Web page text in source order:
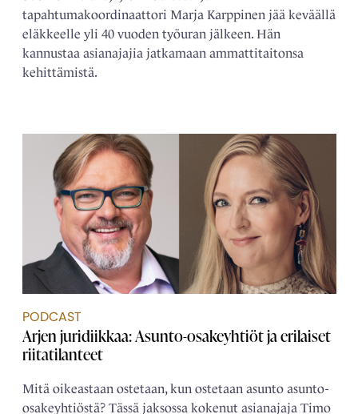
tapahtumakoordinaattori Marja Karppinen jää keväällä
eläkkeelle yli 40 vuoden työuran jälkeen. Hän
kannustaa asianajajia jatkamaan ammattitaitonsa
kehittämistä.
PODCAST
Arjen juridiikkaa: Asunto-osakeyhtiöt ja erilaiset
riitatilanteet
Mitä oikeastaan ostetaan, kun ostetaan asunto asunto-
osakeyhtiöstä? Tässä jaksossa kokenut asianajaja Timo